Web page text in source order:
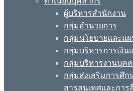
ผู้บริหารสำนักงาน
กลุ่มอำนวยการ
กลุ่มนโยบายและแ
กลุ่มบริหารการเงิน
กลุ่มบริหารงานบุค
กลุ่มส่งเสริมการศึก
สารสนเทศและการ